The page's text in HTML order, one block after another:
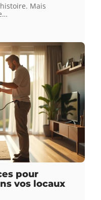
Mais
…
pour
vos locaux